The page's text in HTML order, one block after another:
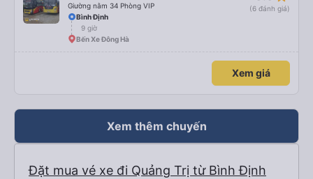
Giường nằm 34 Phòng VIP
(6 đánh giá)
Bình Định
9 giờ
Bến Xe Đông Hà
Xem giá
Xem thêm chuyến
Đặt mua vé xe đi Quảng Trị từ Bình Định